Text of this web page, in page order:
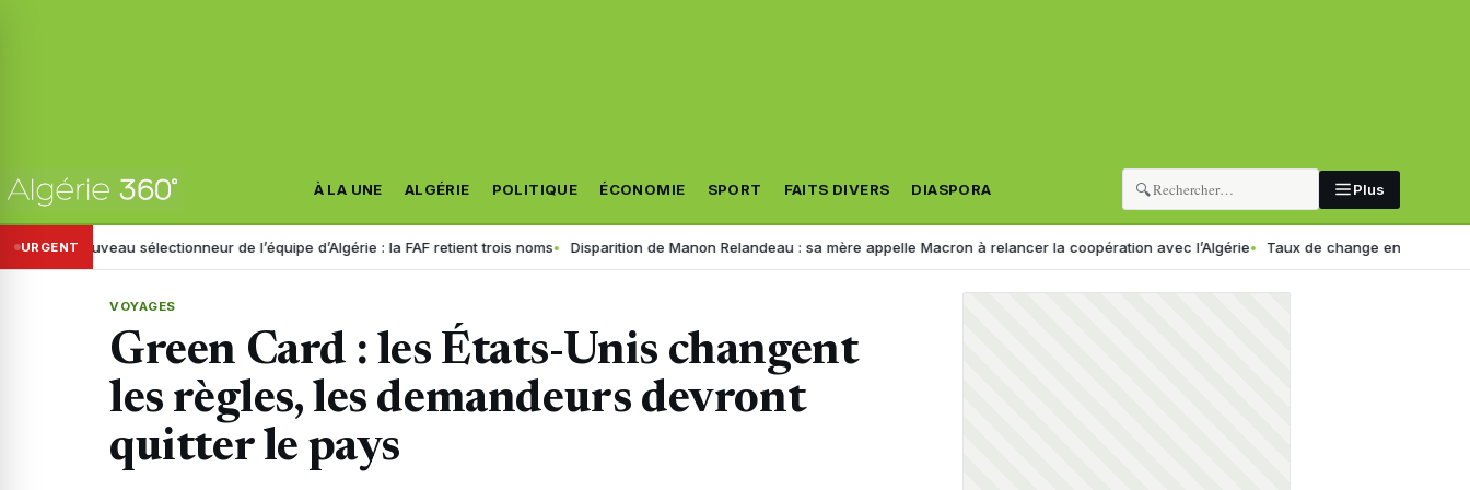
À LA UNE ALGÉRIE POLITIQUE ÉCONOMIE SPORT FAITS DIVERS DIASPORA 🔍 Plus
URGENTsélectionneur de l’équipe d’Algérie : la FAF retient trois noms Disparition de Manon Relandeau : sa mère appelle Macron à relancer la coopération avec l’Algérie Taux de change en Algérie : voici le
VOYAGES
Green Card : les États-Unis changent
les règles, les demandeurs devront
quitter le pays